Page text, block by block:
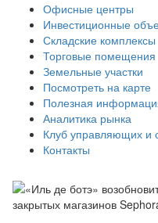
Офисные центры
Инвестиционные
Складские комплексы
Торговые помещения
Земельные участки
Посмотреть на карте
Полезная
Аналитика рынка
Клуб управляющих и
Контакты